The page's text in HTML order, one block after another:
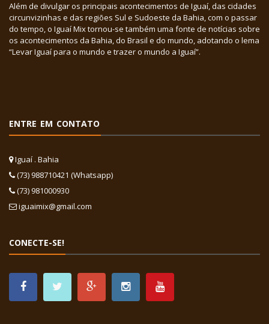
Além de divulgar os principais acontecimentos de Iguaí, das cidades
circunvizinhas e das regiões Sul e Sudoeste da Bahia, com o passar
do tempo, o Iguaí Mix tornou-se também uma fonte de notícias sobre
os acontecimentos da Bahia, do Brasil e do mundo, adotando o lema
“Levar Iguaí para o mundo e trazer o mundo a Iguaí”.
ENTRE EM CONTATO
Iguaí . Bahia
(73) 988710421 (Whatsapp)
(73) 981000930
iguaimix@gmail.com
CONECTE-SE!